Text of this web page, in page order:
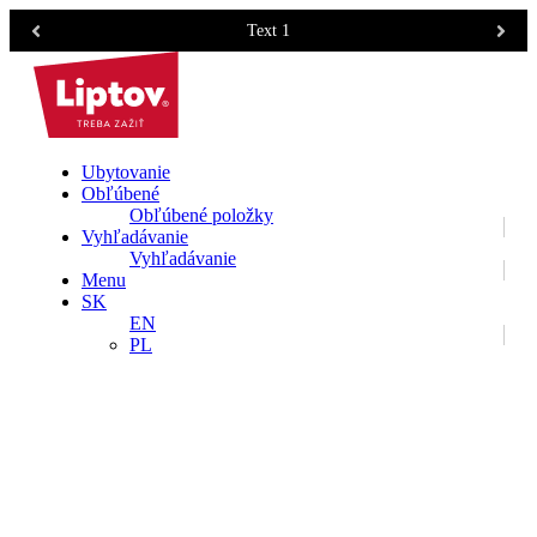
Text 1
Ubytovanie
Obľúbené
Obľúbené položky
Vyhľadávanie
Vyhľadávanie
Menu
SK
EN
PL